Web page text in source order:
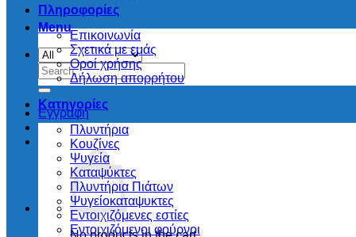
Menu
Search
for:
Εγγραφή
Πληροφορίες
Επικοινωνία
Σχετικά με εμάς
Οροί χρήσης
Δήλωση απορρήτου
Κατηγορίες
Πλυντήρια
Κουζίνες
Ψυγεία
Καταψύκτες
Πλυντήρια Πιάτων
Ψυγείοκαταψυκτες
Εντοιχιζόμενες εστίες
Εντοιχιζόμενοι φούρνοι